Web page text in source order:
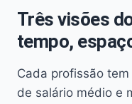
Três visões
tempo,
Cada profissão
de salário médio e